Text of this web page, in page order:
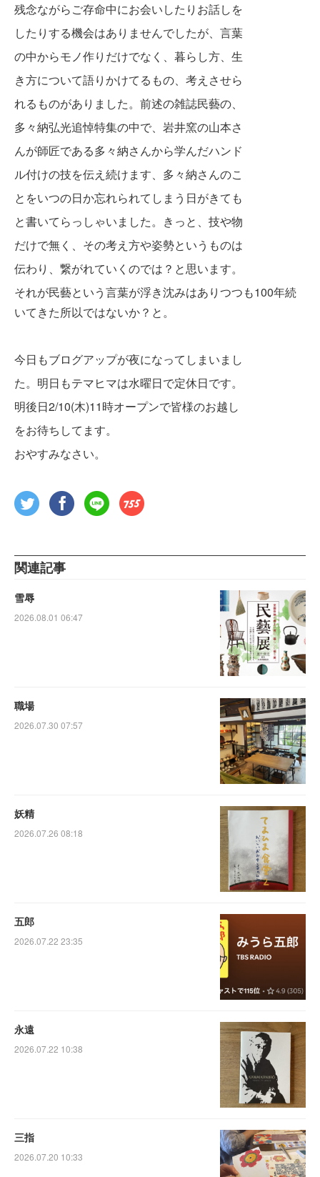
残念ながらご存命中にお会いしたりお話しを
したりする機会はありませんでしたが、言葉
の中からモノ作りだけでなく、暮らし方、生
き方について語りかけてるもの、考えさせら
れるものがありました。前述の雑誌民藝の、
多々納弘光追悼特集の中で、岩井窯の山本さ
んが師匠である多々納さんから学んだハンド
ル付けの技を伝え続けます、多々納さんのこ
とをいつの日か忘れられてしまう日がきても
と書いてらっしゃいました。きっと、技や物
だけで無く、その考え方や姿勢というものは
伝わり、繋がれていくのでは？と思います。
それが民藝という言葉が浮き沈みはありつつも100年続
いてきた所以ではないか？と。
今日もブログアップが夜になってしまいまし
た。明日もテマヒマは水曜日で定休日です。
明後日2/10(木)11時オープンで皆様のお越し
をお待ちしてます。
おやすみなさい。
関連記事
雪辱
2026.08.01 06:47
職場
2026.07.30 07:57
妖精
2026.07.26 08:18
五郎
2026.07.22 23:35
永遠
2026.07.22 10:38
三指
2026.07.20 10:33